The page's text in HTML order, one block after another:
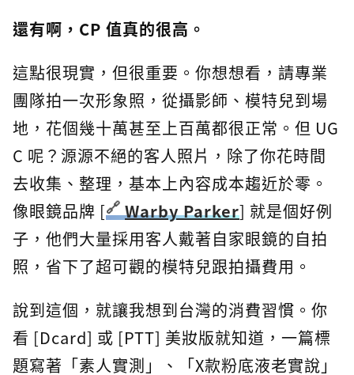
還有啊，CP 值真的很高。
這點很現實，但很重要。你想想看，請專業
團隊拍一次形象照，從攝影師、模特兒到場
地，花個幾十萬甚至上百萬都很正常。但 UG
C 呢？源源不絕的客人照片，除了你花時間
去收集、整理，基本上內容成本趨近於零。
像眼鏡品牌 [
Warby Parker] 就是個好例
子，他們大量採用客人戴著自家眼鏡的自拍
照，省下了超可觀的模特兒跟拍攝費用。
說到這個，就讓我想到台灣的消費習慣。你
看 [Dcard] 或 [PTT] 美妝版就知道，一篇標
題寫著「素人實測」、「X款粉底液老實說」